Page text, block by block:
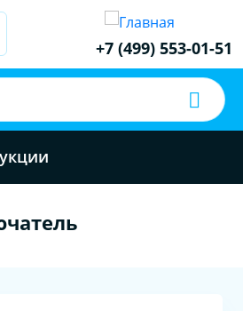
+7 (499) 553-01-51